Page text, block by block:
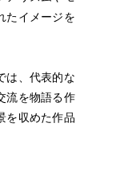
たイメージを
は、代表的な
流を物語る作
を収めた作品